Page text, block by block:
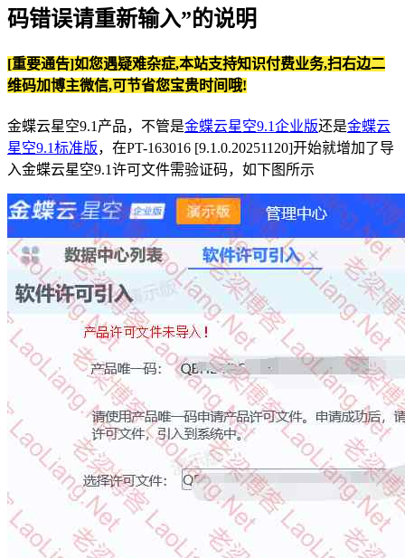
码错误请重新输入”的说明
[重要通告]如您遇疑难杂症,本站支持知识付费业务,扫右边二
维码加博主微信,可节省您宝贵时间哦!
金蝶云星空9.1产品，不管是金蝶云星空9.1企业版还是金蝶云
星空9.1标准版，在PT-163016 [9.1.0.20251120]开始就增加了导
入金蝶云星空9.1许可文件需验证码，如下图所示